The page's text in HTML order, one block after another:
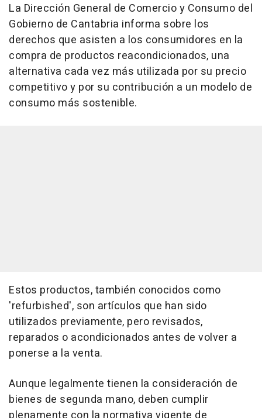
La Dirección General de Comercio y Consumo del
Gobierno de Cantabria informa sobre los
derechos que asisten a los consumidores en la
compra de productos reacondicionados, una
alternativa cada vez más utilizada por su precio
competitivo y por su contribución a un modelo de
consumo más sostenible.
Estos productos, también conocidos como
'refurbished', son artículos que han sido
utilizados previamente, pero revisados,
reparados o acondicionados antes de volver a
ponerse a la venta.
Aunque legalmente tienen la consideración de
bienes de segunda mano, deben cumplir